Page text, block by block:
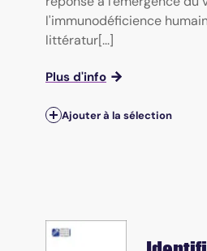
l'immunodéficience
littératur[...]
Plus d'info
Ajouter à la sélection